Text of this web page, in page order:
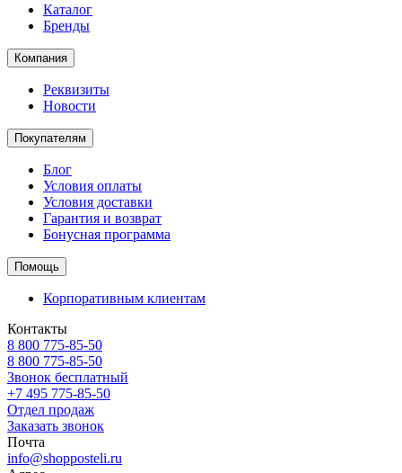
Каталог
Бренды
Компания
Реквизиты
Новости
Покупателям
Блог
Условия оплаты
Условия доставки
Гарантия и возврат
Бонусная программа
Помощь
Корпоративным клиентам
Контакты
8 800 775-85-50
8 800 775-85-50
Звонок бесплатный
+7 495 775-85-50
Отдел продаж
Заказать звонок
Почта
info@shopposteli.ru